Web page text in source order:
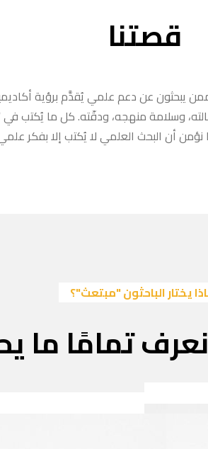
قصتنا
يبحثون عن دعم علمي يُقدَّم برؤية
وسلامة منهجه، ودقّته. كل ما
أن البحث العلمي لا يُكتب إلا بفكر
يختار الباحثون "مبتعث"؟
تمامًا ما